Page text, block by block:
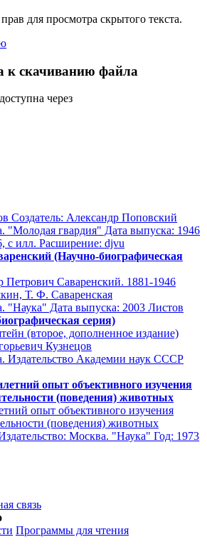
для просмотра скрытого текста.
к скачиванию файла
через
Создатель: Александр Поповский
"Молодая гвардия" Дата выпуска: 1946
с илл. Расширение: djvu
(Научно-биографическая
Саваренский. 1881-1946
Т. Ф. Саваренская
"Наука" Дата выпуска: 2003 Листов
серия)
(второе, дополненное издание)
Кузнецов
Издательство Академии наук СССР
опыт объективного изучения
(поведения) животных
опыт объективного изучения
(поведения) животных
Москва. "Наука" Год: 1973
связь
Программы для чтения